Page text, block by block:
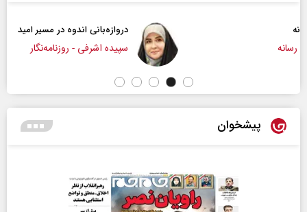
دروازه‌بانی اندوه در مسیر امید
سپیده اشرفی - روزنامه‌نگار
پیشخوان